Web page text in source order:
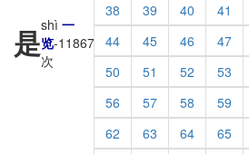
是shì 一
览-11867
次
38
39 40 41
44
45 46 47
50
51 52 53
56
57 58 59
62
63 64 65